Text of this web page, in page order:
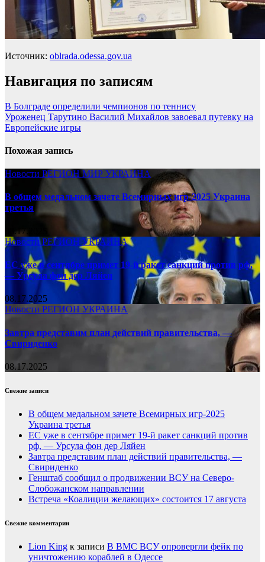
Источник: oblrada.odessa.gov.ua
Навигация по записям
В Болграде определили чемпионов по теннису
Уроженец Тарутино Василий Михайлов завоевал путевку на
Европейские игры
Похожая запись
Новости РЕГИОНМИР УКРАИНА
В общем медальном зачете Всемирных игр-2025 Украина
третья
08.17.2025
НовостиРЕГИОНУКРАИНА
ЕС уже в сентябре примет 19-й ракет санкций против рф,
— Урсула фон дер Ляйен
08.17.2025
Новости РЕГИОН УКРАИНА
Завтра представим план действий правительства, —
Свириденко
08.17.2025
Свежие записи
В общем медальном зачете Всемирных игр-2025
Украина третья
ЕС уже в сентябре примет 19-й ракет санкций против
рф, — Урсула фон дер Ляйен
Завтра представим план действий правительства, —
Свириденко
Генштаб сообщил о продвижении ВСУ на Северо-
Слобожанском направлении
Встреча «Коалиции желающих» состоится 17 августа
Свежие комментарии
Lion King к записи В ВМС ВСУ опровергли фейк по
уничтожению кораблей в Одессе